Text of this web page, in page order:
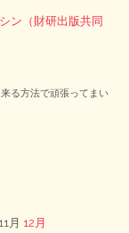
シン（財研出版共同
る方法で頑張ってまい
11月 12月